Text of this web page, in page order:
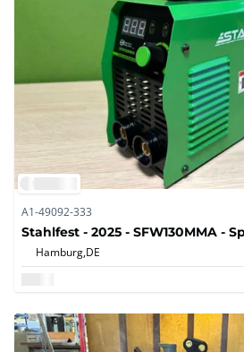
A1-49092-333
Stahlfest - 2025 - SFW130MMA -
Hamburg,DE